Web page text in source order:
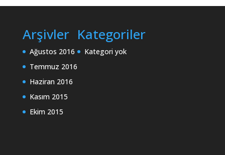
Arşivler
Ağustos 2016
Temmuz 2016
Haziran 2016
Kasım 2015
Ekim 2015
Kategoriler
Kategori yok